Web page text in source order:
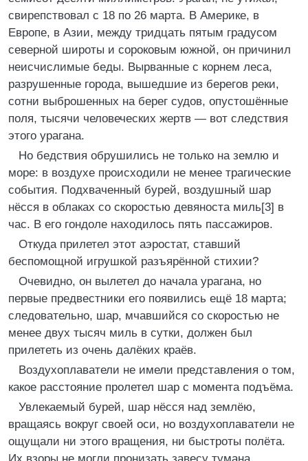
свирепствовал с 18 по 26 марта. В Америке, в
Европе, в Азии, между тридцать пятым градусом
северной широты и сороковым южной, он причинил
неисчислимые беды. Вырванные с корнем леса,
разрушенные города, вышедшие из берегов реки,
сотни выброшенных на берег судов, опустошённые
поля, тысячи человеческих жертв — вот следствия
этого урагана.
Но бедствия обрушились не только на землю и
море: в воздухе происходили не менее трагические
события. Подхваченный бурей, воздушный шар
нёсся в облаках со скоростью девяноста миль[3] в
час. В его гондоле находилось пять пассажиров.
Откуда прилетел этот аэростат, ставший
беспомощной игрушкой разъярённой стихии?
Очевидно, он вылетел до начала урагана, но
первые предвестники его появились ещё 18 марта;
следовательно, шар, мчавшийся со скоростью не
менее двух тысяч миль в сутки, должен был
прилететь из очень далёких краёв.
Воздухоплаватели не имели представления о том,
какое расстояние пролетел шар с момента подъёма.
Увлекаемый бурей, шар нёсся над землёю,
вращаясь вокруг своей оси, но воздухоплаватели не
ощущали ни этого вращения, ни быстроты полёта.